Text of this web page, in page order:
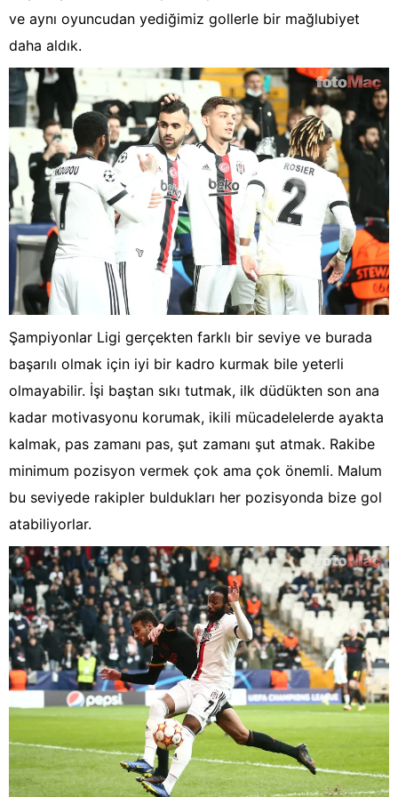
ve aynı oyuncudan yediğimiz gollerle bir mağlubiyet
daha aldık.
Şampiyonlar Ligi gerçekten farklı bir seviye ve burada
başarılı olmak için iyi bir kadro kurmak bile yeterli
olmayabilir. İşi baştan sıkı tutmak, ilk düdükten son ana
kadar motivasyonu korumak, ikili mücadelelerde ayakta
kalmak, pas zamanı pas, şut zamanı şut atmak. Rakibe
minimum pozisyon vermek çok ama çok önemli. Malum
bu seviyede rakipler buldukları her pozisyonda bize gol
atabiliyorlar.